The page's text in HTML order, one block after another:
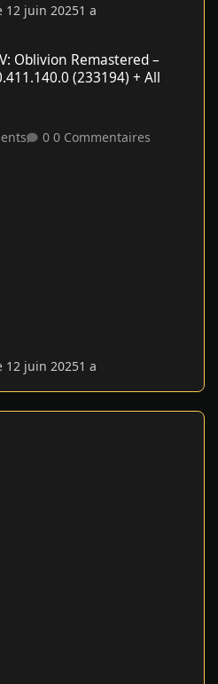
12 juin 20251 a
Oblivion Remastered –
(233194) + All
0 Commentaires
12 juin 20251 a